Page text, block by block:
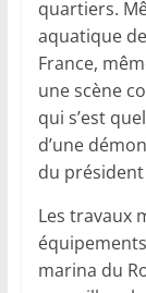
quartiers.
aquatique
France,
une scène
qui s’est
d’une
du
Les travaux
marina du